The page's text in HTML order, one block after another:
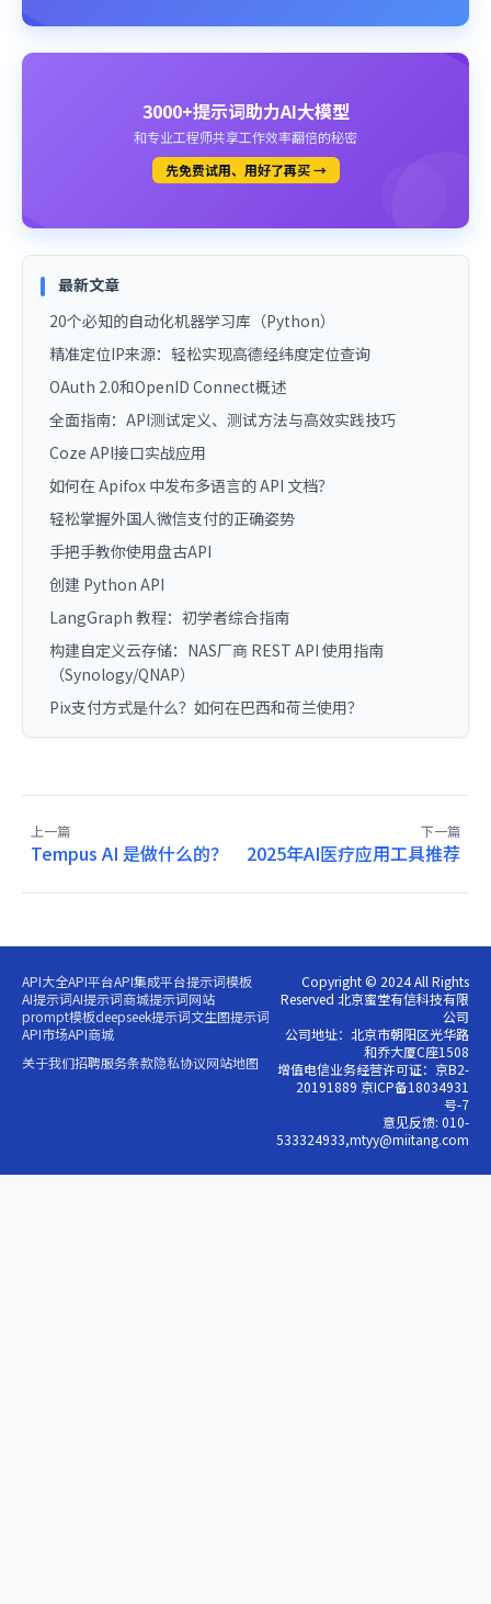
3000+提示词助力AI大模型
和专业工程师共享工作效率翻倍的秘密
先免费试用、用好了再买 →
最新文章
20个必知的自动化机器学习库（Python）
精准定位IP来源：轻松实现高德经纬度定位查询
OAuth 2.0和OpenID Connect概述
全面指南：API测试定义、测试方法与高效实践技巧
Coze API接口实战应用
如何在 Apifox 中发布多语言的 API 文档？
轻松掌握外国人微信支付的正确姿势
手把手教你使用盘古API
创建 Python API
LangGraph 教程：初学者综合指南
构建自定义云存储：NAS厂商 REST API 使用指南
（Synology/QNAP）
Pix支付方式是什么？如何在巴西和荷兰使用？
上一篇
Tempus AI 是做什么的？
下一篇
2025年AI医疗应用工具推荐
API大全API平台API集成平台提示词模板
AI提示词AI提示词商城提示词网站
prompt模板deepseek提示词文生图提示词
API市场API商城
关于我们招聘服务条款隐私协议网站地图
Copyright © 2024 All Rights
Reserved 北京蜜堂有信科技有限
公司
公司地址：北京市朝阳区光华路
和乔大厦C座1508
增值电信业务经营许可证：京B2-
20191889 京ICP备18034931
号-7
意见反馈: 010-
533324933,mtyy@miitang.com